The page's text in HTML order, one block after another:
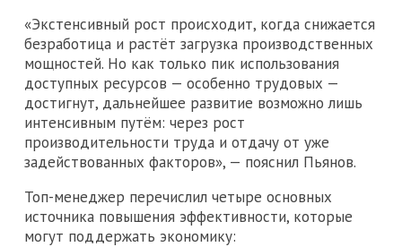
«Экстенсивный рост происходит, когда снижается
безработица и растёт загрузка производственных
мощностей. Но как только пик использования
доступных ресурсов — особенно трудовых —
достигнут, дальнейшее развитие возможно лишь
интенсивным путём: через рост
производительности труда и отдачу от уже
задействованных факторов», — пояснил Пьянов.
Топ-менеджер перечислил четыре основных
источника повышения эффективности, которые
могут поддержать экономику: